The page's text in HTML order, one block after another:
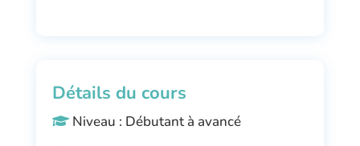
Détails du cours
Niveau : Débutant à avancé